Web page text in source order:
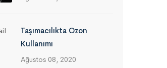
Taşımacılıkta Ozon
Kullanımı
Ağustos 08, 2020